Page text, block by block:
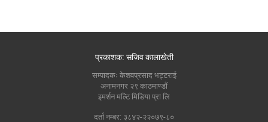
प्रकाशक: सजिव कालाखेती
सम्पादकः केशवप्रसाद भट्टराई
अनामनगर २९ काठमाण्डौं
इमर्शन मल्टि मिडिया प्रा लि
दर्ता नम्बर: ३८४२-२२०७९-८०